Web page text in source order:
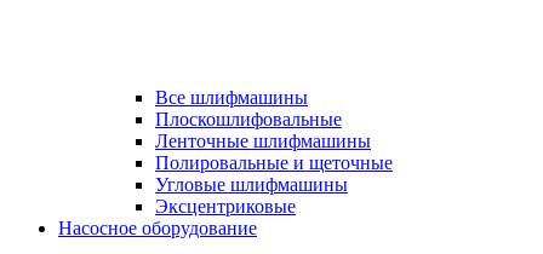
Все шлифмашины
Плоскошлифовальные
Ленточные шлифмашины
Полировальные и щеточные
Угловые шлифмашины
Эксцентриковые
Насосное оборудование